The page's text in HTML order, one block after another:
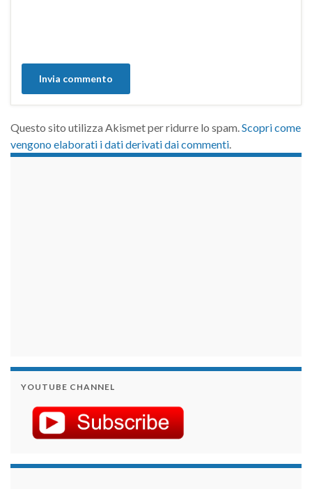
Questo sito utilizza Akismet per ridurre lo spam. Scopri come
vengono elaborati i dati derivati dai commenti
YOUTUBE CHANNEL